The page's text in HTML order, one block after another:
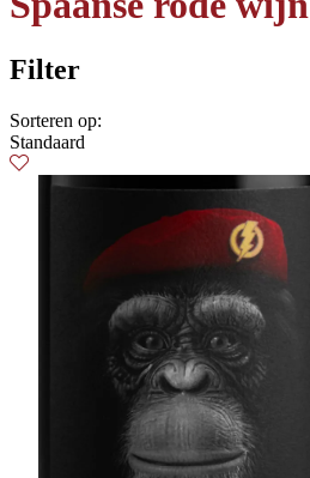
Filter
Sorteren op:
Standaard